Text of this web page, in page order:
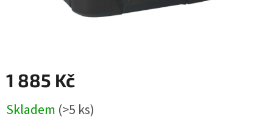
1 885 Kč
cena:
Skladem (>5 ks)